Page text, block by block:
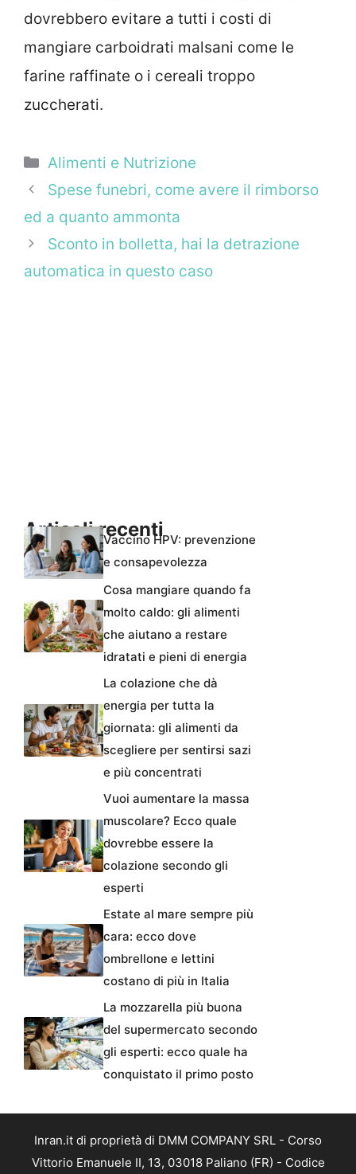
dovrebbero evitare a tutti i costi di
mangiare carboidrati malsani come le
farine raffinate o i cereali troppo
zuccherati.
Categorie
Alimenti e Nutrizione
Spese funebri, come avere il rimborso
ed a quanto ammonta
Sconto in bolletta, hai la detrazione
automatica in questo caso
Articoli recentiVaccino HPV: prevenzione
e consapevolezza
Cosa mangiare quando fa
molto caldo: gli alimenti
che aiutano a restare
idratati e pieni di energia
La colazione che dà
energia per tutta la
giornata: gli alimenti da
scegliere per sentirsi sazi
e più concentrati
Vuoi aumentare la massa
muscolare? Ecco quale
dovrebbe essere la
colazione secondo gli
esperti
Estate al mare sempre più
cara: ecco dove
ombrellone e lettini
costano di più in Italia
La mozzarella più buona
del supermercato secondo
gli esperti: ecco quale ha
conquistato il primo posto
Inran.it di proprietà di DMM COMPANY SRL - Corso
Vittorio Emanuele II, 13, 03018 Paliano (FR) - Codice